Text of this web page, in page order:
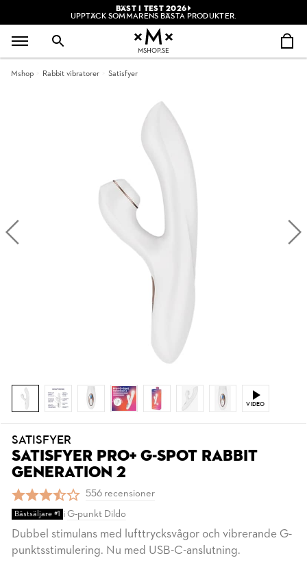
BÄST I TEST 2026
UPPTÄCK SOMMARENS BÄSTA PRODUKTER.
MSHOP.SE
Mshop Rabbit vibratorer Satisfyer
VIDEO
SATISFYER
SATISFYER PRO+ G-SPOT RABBIT
GENERATION 2
556 recensioner
Bästsäljare #1 i G-punkt Dildo
Dubbel stimulans med lufttrycksvågor och vibrerande G-
punktsstimulering. Nu med USB-C-anslutning.